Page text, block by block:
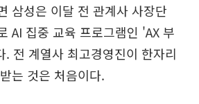
삼성은 이달 전 관계사 사장단
AI 집중 교육 프로그램인 'AX 부
. 전 계열사 최고경영진이 한자리
는 것은 처음이다.